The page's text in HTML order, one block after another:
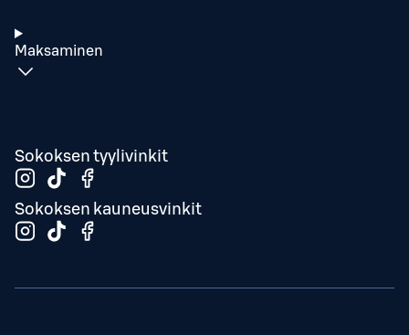
Maksaminen
Sokoksen tyylivinkit
Sokoksen kauneusvinkit